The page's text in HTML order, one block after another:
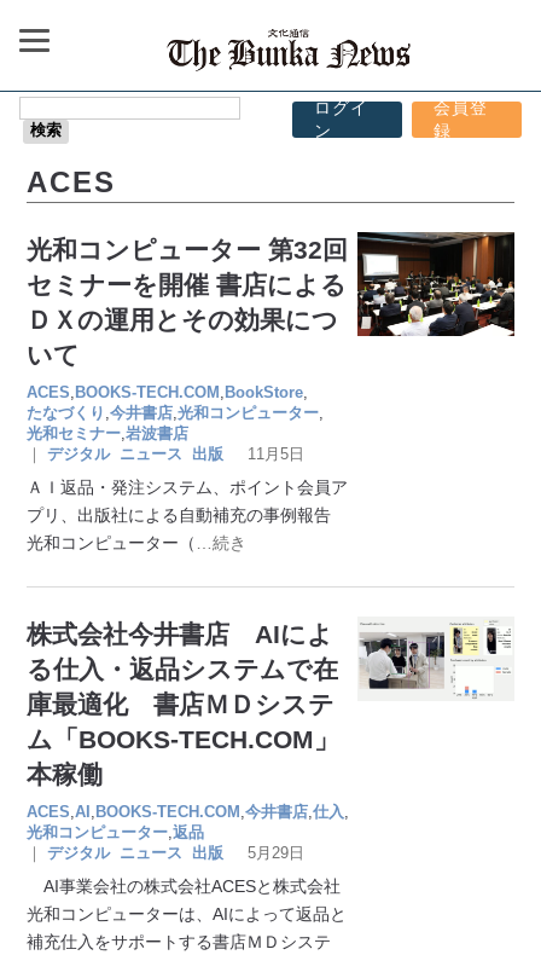
ログイ
ン
会員登
録
ACES
光和コンピューター 第32回
セミナーを開催 書店による
ＤＸの運用とその効果につ
いて
ACES BOOKS-TECH.COM BookStore
たなづくり ,今井書店 ,光和コンピューター
光和セミナー ,岩波書店
｜
デジタル ニュース 出版 11月5日
ＡＩ返品・発注システム、ポイント会員ア
プリ、出版社による自動補充の事例報告
光和コンピューター（
…続き
株式会社今井書店 AIによ
る仕入・返品システムで在
庫最適化 書店ＭＤシステ
ム「BOOKS-TECH.COM」
本稼働
ACES ,AI BOOKS-TECH.COM ,今井書店 ,仕入
光和コンピューター ,返品
｜
デジタル ニュース 出版 5月29日
AI事業会社の株式会社ACESと株式会社
光和コンピューターは、AIによって返品と
補充仕入をサポートする書店ＭＤシステ